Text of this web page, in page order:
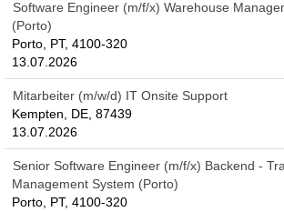
Software Engineer (m/f/x) Warehouse
(Porto)
Porto, PT, 4100-320
13.07.2026
Mitarbeiter (m/w/d) IT Onsite Support
Kempten, DE, 87439
13.07.2026
Senior Software Engineer (m/f/x) Backend -
Management System (Porto)
Porto, PT, 4100-320